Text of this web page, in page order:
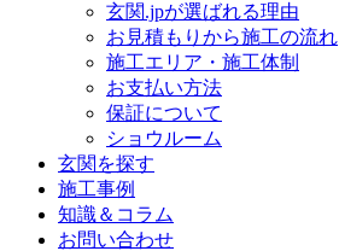
玄関.jpが選ばれる理由
お見積もりから施工の流れ
施工エリア・施工体制
お支払い方法
保証について
ショウルーム
玄関を探す
施工事例
知識＆コラム
お問い合わせ